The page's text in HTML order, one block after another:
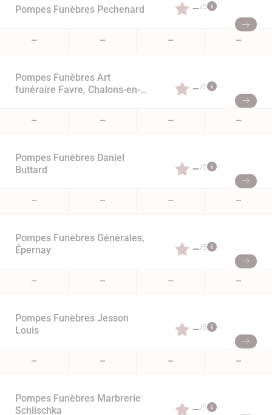
Pompes Funèbres Pechenard –/5
– – – –
Pompes Funèbres Art
funéraire Favre, Chalons-en-
–/5
– – – –
Pompes Funèbres Daniel
Buttard
–/5
– – – –
Pompes Funèbres Générales,
Épernay
–/5
– – – –
Pompes Funèbres Jesson
Louis
–/5
– – – –
Pompes Funèbres Marbrerie
Schlischka
–/5